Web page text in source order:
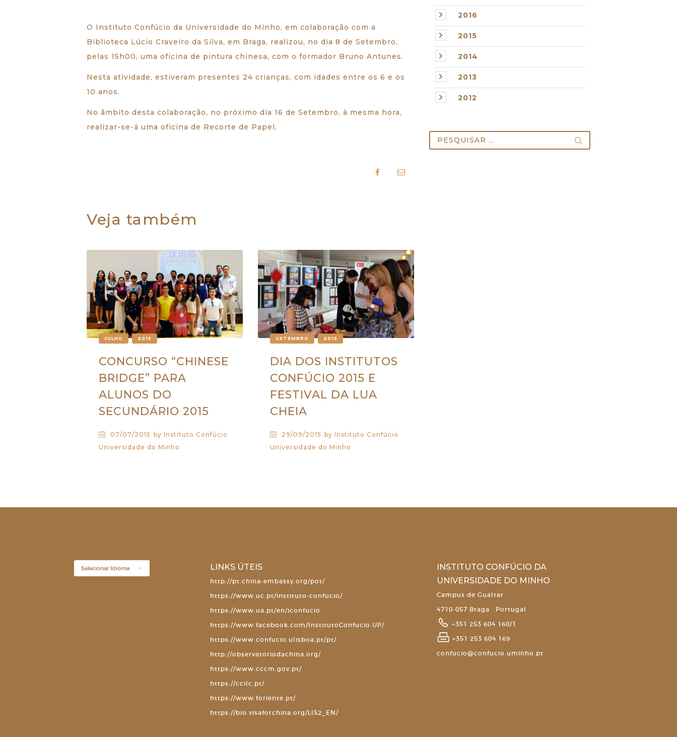
O Instituto Confúcio da Universidade do Minho, em colaboração com a
Biblioteca Lúcio Craveiro da Silva, em Braga, realizou, no dia 8 de Setembro,
pelas 15h00, uma oficina de pintura chinesa, com o formador Bruno Antunes.
Nesta atividade, estiveram presentes 24 crianças, com idades entre os 6 e os
10 anos.
No âmbito desta colaboração, no próximo dia 16 de Setembro, à mesma hora,
realizar-se-á uma oficina de Recorte de Papel.
Veja também
JULHO 2015
CONCURSO “CHINESE
BRIDGE” PARA
ALUNOS DO
SECUNDÁRIO 2015
07/07/2015 by Instituto Confúcio
Universidade do Minho
SETEMBRO 2015
DIA DOS INSTITUTOS
CONFÚCIO 2015 E
FESTIVAL DA LUA
CHEIA
29/09/2015 by Instituto Confúcio
Universidade do Minho
2016
2015
2014
2013
2012
Pesquisar
por:
LINKS ÚTEIS
http://pt.china-embassy.org/pot/
https://www.uc.pt/instituto-confucio/
https://www.ua.pt/en/iconfucio
https://www.facebook.com/InstitutoConfucio.UP/
https://www.confucio.ulisboa.pt/pt/
http://observatoriodachina.org/
https://www.cccm.gov.pt/
https://ccilc.pt/
https://www.foriente.pt/
https://bio.visaforchina.org/LIS2_EN/
INSTITUTO CONFÚCIO DA
UNIVERSIDADE DO MINHO
Campus de Gualtar
4710-057 Braga . Portugal
+351 253 604 160/1
+351 253 604 169
confucio@confucio.uminho.pt